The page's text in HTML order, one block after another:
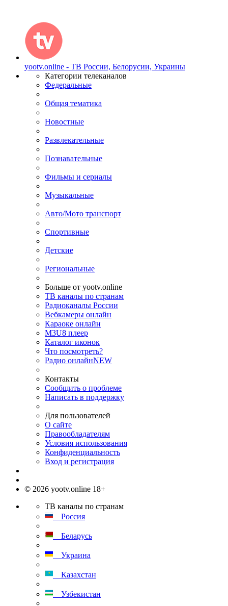
yootv.online - ТВ России, Белорусии, Украины
Категории телеканалов
Федеральные
Общая тематика
Новостные
Развлекательные
Познавательные
Фильмы и сериалы
Музыкальные
Авто/Мото транспорт
Спортивные
Детские
Региональные
Больше от yootv.online
ТВ каналы по странам
Радиоканалы России
Вебкамеры онлайн
Караоке онлайн
M3U8 плеер
Каталог иконок
Что посмотреть?
Радио онлайнNEW
Контакты
Сообщить о проблеме
Написать в поддержку
Для пользователей
О сайте
Правообладателям
Условия использования
Конфиденциальность
Вход и регистрация
© 2026 yootv.online 18+
ТВ каналы по странам
Россия
Беларусь
Украина
Казахстан
Узбекистан